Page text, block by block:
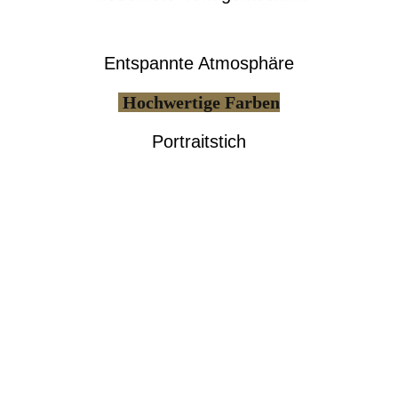
Entspannte Atmosphäre
Hochwertige Farben
Portraitstich